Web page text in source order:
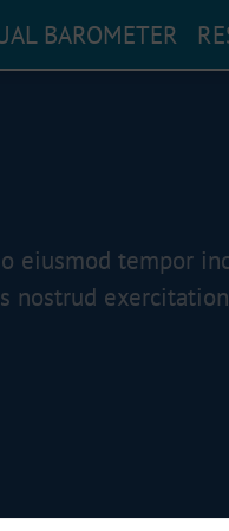
BAROMETER
eiusmod tempor
nostrud